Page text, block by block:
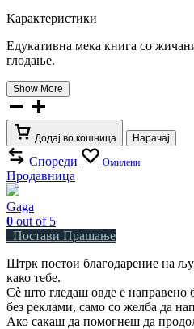
Карактеристики
Едукативна мека книга со
глодање.
Show More
Мека
книга
количина
Додај во кошница Нарачај
Спореди Омилени
Продавница
Gaga
0 out of 5
Постави Прашање
Штрк постои благодарение на
како тебе.
Сè што гледаш овде е направено
без реклами, само со желба да
Ако сакаш да помогнеш да